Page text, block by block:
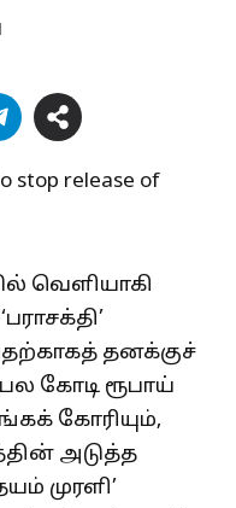
வெளியாகி
தனக்குச்
கோடி ரூபாய்
கோரியும்,
அடுத்த
முரளி’